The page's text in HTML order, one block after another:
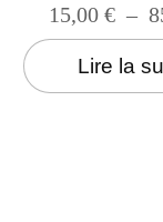
15,00 € –
Lire la